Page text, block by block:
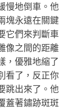
慢地倒車。他
塊永遠在關鍵
它們來判斷車
像之間的距離
，優雅地縮了
看了，反正你
跳出來了。他
蓋著鏽跡斑斑